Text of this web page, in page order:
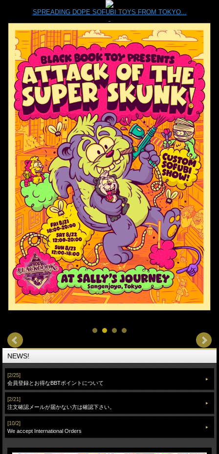
SPREADING DOPE SOFUBI TOYS FROM TOKYO...
NEWS!
[2/25]
会員登録とお得なBBTポイントについて
[2/21]
注文確認メールが届かない方は確認下さい。
[10/2]
We accept International Orders